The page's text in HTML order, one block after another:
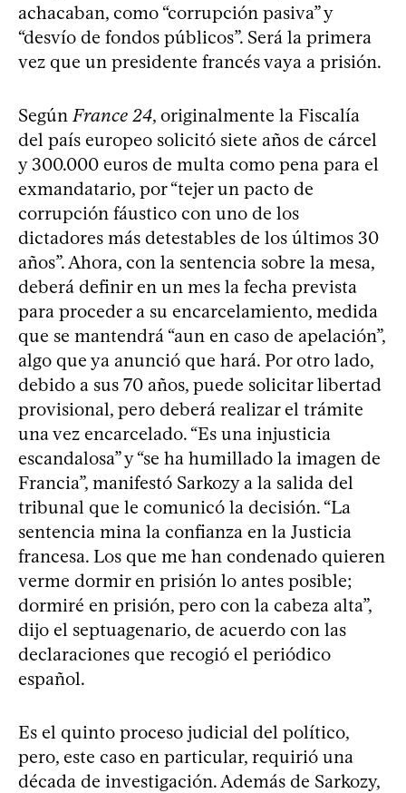
achacaban, como “corrupción pasiva” y
“desvío de fondos públicos”. Será la primera
vez que un presidente francés vaya a prisión.
Según France 24, originalmente la Fiscalía
del país europeo solicitó siete años de cárcel
y 300.000 euros de multa como pena para el
exmandatario, por “tejer un pacto de
corrupción fáustico con uno de los
dictadores más detestables de los últimos 30
años”. Ahora, con la sentencia sobre la mesa,
deberá definir en un mes la fecha prevista
para proceder a su encarcelamiento, medida
que se mantendrá “aun en caso de apelación”,
algo que ya anunció que hará. Por otro lado,
debido a sus 70 años, puede solicitar libertad
provisional, pero deberá realizar el trámite
una vez encarcelado. “Es una injusticia
escandalosa” y “se ha humillado la imagen de
Francia”, manifestó Sarkozy a la salida del
tribunal que le comunicó la decisión. “La
sentencia mina la confianza en la Justicia
francesa. Los que me han condenado quieren
verme dormir en prisión lo antes posible;
dormiré en prisión, pero con la cabeza alta”,
dijo el septuagenario, de acuerdo con las
declaraciones que recogió el periódico
español.
Es el quinto proceso judicial del político,
pero, este caso en particular, requirió una
década de investigación. Además de Sarkozy,